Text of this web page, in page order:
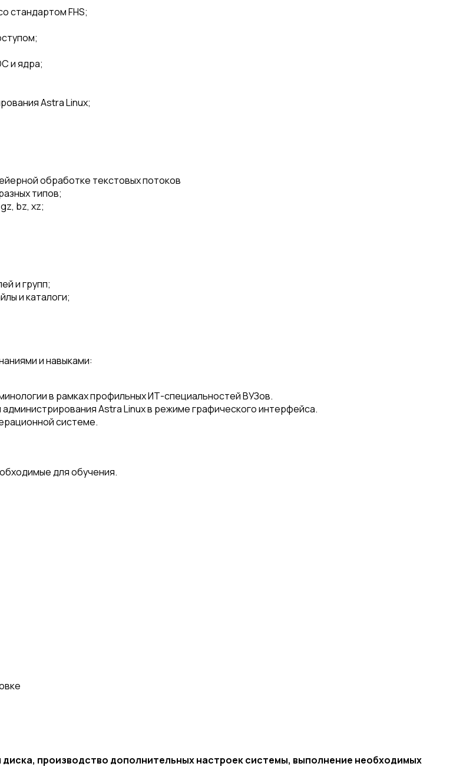
стандартом FHS;
и ядра;
Astra Linux;
обработке текстовых потоков
типов;
bz, xz;
и групп;
и каталоги;
и навыками:
в рамках профильных ИТ-специальностей ВУЗов.
Astra Linux в режиме графического интерфейса.
системе.
для обучения.
производство дополнительных настроек системы, выполнение необходимых